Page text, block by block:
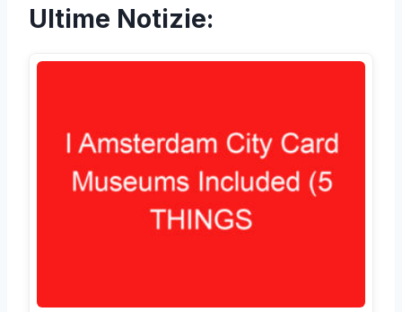
Ultime Notizie: